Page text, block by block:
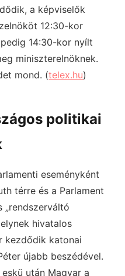
a képviselők
12:30-kor
14:30-kor nyílt
miniszterelnöknek.
mond. (telex.hu)
politikai
eseményként
térre és a Parlament
hivatalos
kezdődik katonai
újabb beszédével.
után Magyar a